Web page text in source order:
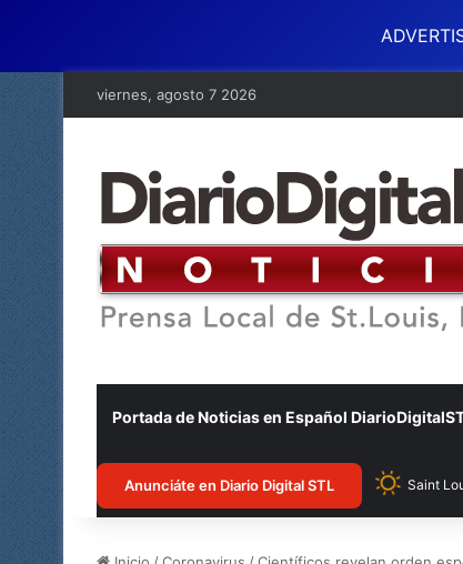
viernes, agosto 7 2026
Portada de Noticias en Español
Anunciáte en Diario Digital STL Saint